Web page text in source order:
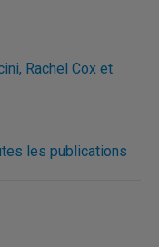
Rachel Cox et
les publications